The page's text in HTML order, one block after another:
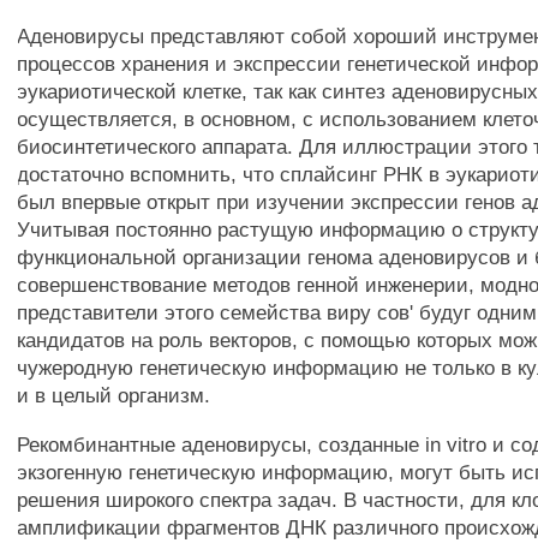
Аденовирусы представляют собой хороший
процессов хранения и экспрессии генетической
эукариотической клетке, так как синтез
осуществляется, в основном, с использованием
биосинтетического аппарата. Для иллюстрации этого
достаточно вспомнить, что сплайсинг РНК в
был впервые открыт при изучении экспрессии генов
Учитывая постоянно растущую информацию о
функциональной организации генома аденовирусов и
совершенствование методов генной инженерии,
представители этого семейства виру сов' будуг
кандидатов на роль векторов, с помощью которых
чужеродную генетическую информацию не только в
и в целый организм.
Рекомбинантные аденовирусы, созданные in vitro и
экзогенную генетическую информацию, могут быть
решения широкого спектра задач. В частности, для
амплификации фрагментов ДНК различного